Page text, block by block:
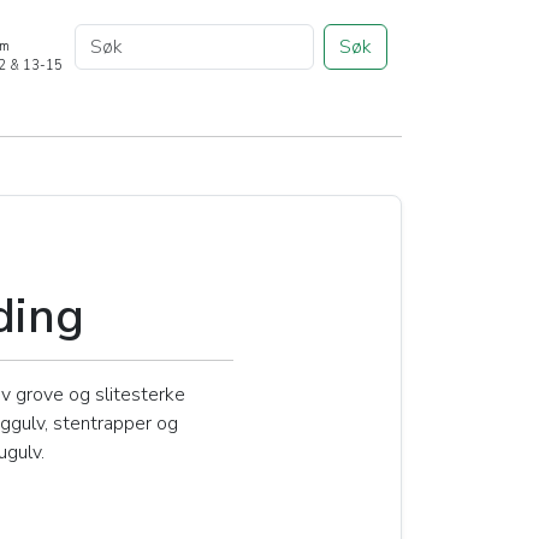
& 13-15
Søk
grove og slitesterke
stentrapper og